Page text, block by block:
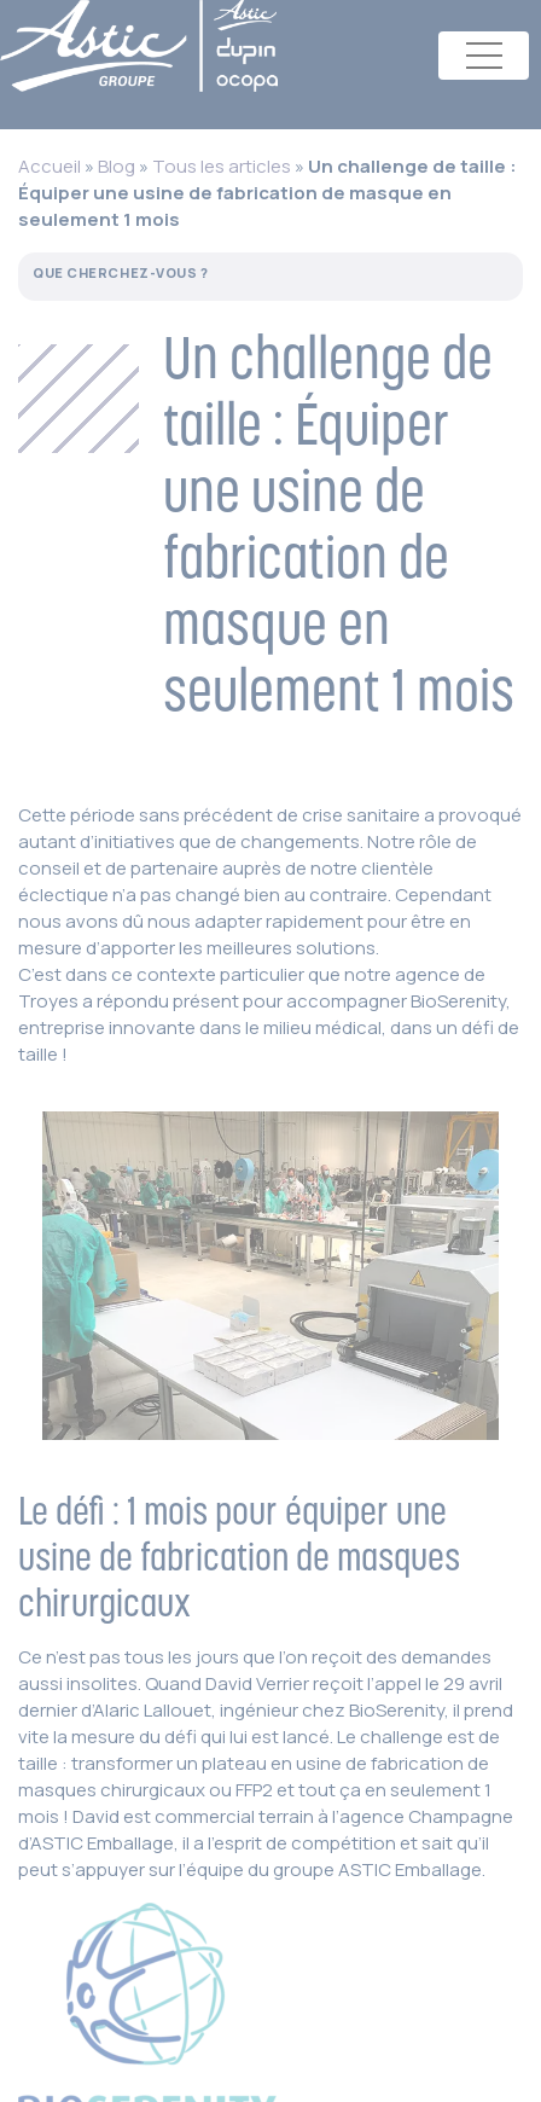
Accueil » Blog » Tous les articles » Un challenge de taille :
Équiper une usine de fabrication de masque en
seulement 1 mois
Un challenge de
taille : Équiper
une usine de
fabrication de
masque en
seulement 1 mois
Cette période sans précédent de crise sanitaire a provoqué
autant d’initiatives que de changements. Notre rôle de
conseil et de partenaire auprès de notre clientèle
éclectique n’a pas changé bien au contraire. Cependant
nous avons dû nous adapter rapidement pour être en
mesure d’apporter les meilleures solutions.
C’est dans ce contexte particulier que notre agence de
Troyes a répondu présent pour accompagner BioSerenity,
entreprise innovante dans le milieu médical, dans un défi de
taille !
Le défi : 1 mois pour équiper une
usine de fabrication de masques
chirurgicaux
Ce n’est pas tous les jours que l’on reçoit des demandes
aussi insolites. Quand David Verrier reçoit l’appel le 29 avril
dernier d’Alaric Lallouet, ingénieur chez BioSerenity, il prend
vite la mesure du défi qui lui est lancé. Le challenge est de
taille : transformer un plateau en usine de fabrication de
masques chirurgicaux ou FFP2 et tout ça en seulement 1
mois ! David est commercial terrain à l’agence Champagne
d’ASTIC Emballage, il a l’esprit de compétition et sait qu’il
peut s’appuyer sur l’équipe du groupe ASTIC Emballage.